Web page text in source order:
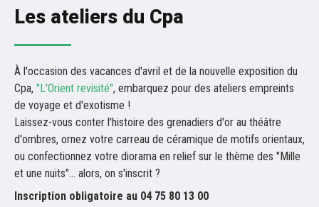
Les ateliers du Cpa
À l'occasion des vacances d'avril et de la nouvelle exposition du
Cpa, "L'Orient revisité", embarquez pour des ateliers empreints
de voyage et d'exotisme !
Laissez-vous conter l'histoire des grenadiers d'or au théâtre
d'ombres, ornez votre carreau de céramique de motifs orientaux,
ou confectionnez votre diorama en relief sur le thème des "Mille
et une nuits"... alors, on s'inscrit ?
Inscription obligatoire au 04 75 80 13 00